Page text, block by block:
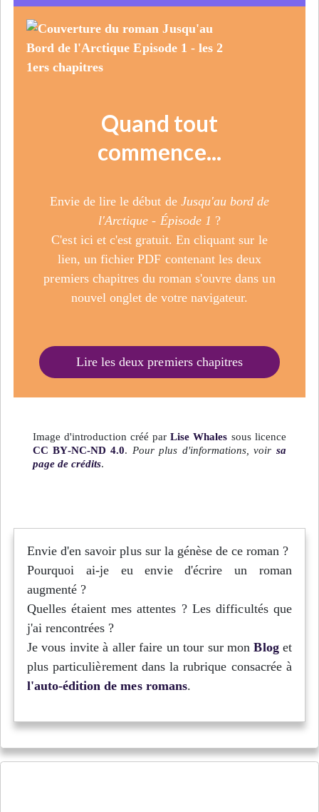
Quand tout
commence...
Envie de lire le début de Jusqu'au bord de
l'Arctique - Épisode 1 ?
C'est ici et c'est gratuit. En cliquant sur le
lien, un fichier PDF contenant les deux
premiers chapitres du roman s'ouvre dans un
nouvel onglet de votre navigateur.
Lire les deux premiers chapitres
Image d'introduction créé parLise Whales sous licence
CC BY-NC-ND 4.0. Pour plus d'informations, voir sa
page de crédits.
Envie d'en savoir plus sur la génèse de ce roman ?
Pourquoi ai-je eu envie d'écrire un roman
augmenté ?
Quelles étaient mes attentes ? Les difficultés que
j'ai rencontrées ?
Je vous invite à aller faire un tour sur monBloget
plus particulièrement dans la rubrique consacrée à
l'auto-édition de mes romans.